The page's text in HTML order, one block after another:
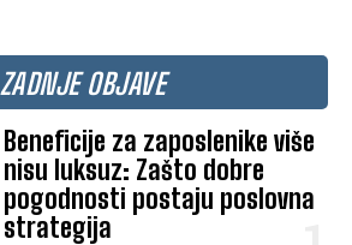
ZADNJE OBJAVE
Beneficije za zaposlenike više
nisu luksuz: Zašto dobre
pogodnosti postaju poslovna
strategija